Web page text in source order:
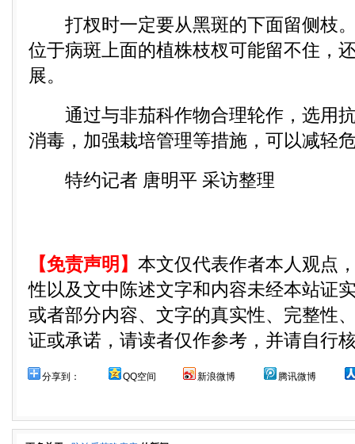
打杈时一定要从黑斑的下面留侧枝。
位于病斑上面的植株枝杈可能留不住，
展。
通过与非茄科作物合理轮作，选用抗
消毒，加强栽培管理等措施，可以减轻
特约记者 唐明平 采访整理
【免责声明】 本文仅代表作者本人观点
性以及文中陈述文字和内容未经本站证
或者部分内容、文字的真实性、完整性
证或承诺，请读者仅作参考，并请自行
分享到： QQ空间 新浪微博 腾讯微博